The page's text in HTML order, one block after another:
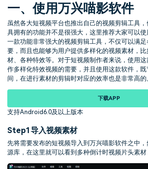
一、使用万兴喵影软件
虽然各大短视频平台也推出自己的视频剪辑工具
具拥有的功能并不是很强大，这里推荐大家可以
一款功能非常强大的视频剪辑工具，不仅可以满
要，而且也能够为用户提供多样化的视频素材，
材、各种特效等。对于短视频制作者来说，使用
作多样化特效视频的需要，并且使用这款软件，
间，在进行素材的剪辑时对应的效率也是非常高的
下载APP
支持Android6.0及以上版本
Step1 导入视频素材
先将需要发布的短视频导入到万兴喵影软件之中
源库，在这里就可以看到多种倒计时视频片头素材